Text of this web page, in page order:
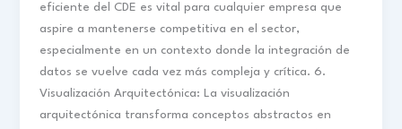
eficiente del CDE es vital para cualquier empresa que
aspire a mantenerse competitiva en el sector,
especialmente en un contexto donde la integración de
datos se vuelve cada vez más compleja y crítica. 6.
Visualización Arquitectónica: La visualización
arquitectónica transforma conceptos abstractos en